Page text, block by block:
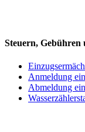
Steuern, Gebühren
Anmeldung
Abmeldung